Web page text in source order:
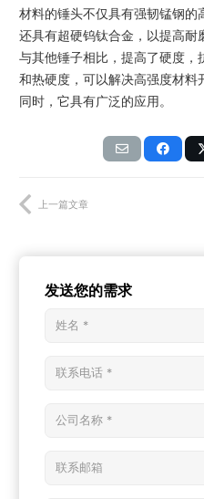
材料的锤头不仅具有强韧锰钢的
还具有超硬钨钛合金，以提高耐
与其他锤子相比，提高了硬度，
和热硬度，可以解决高强度材料
同时，它具有广泛的应用。
上一篇文章
发送您的需求